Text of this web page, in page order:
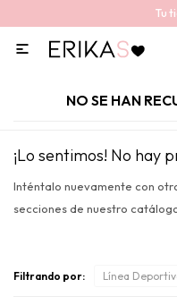
Tu

NO SE HAN
¡Lo sentimos! No hay
Inténtalo nuevamente con
secciones de nuestro
Filtrando por: Línea